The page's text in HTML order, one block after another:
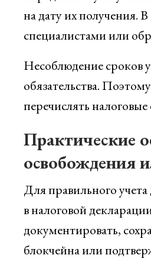
на дату их получения.
специалистами или
Несоблюдение сроков
обязательства.
перечислять налоговые
Практические
освобождения
Для правильного
в налоговой
документировать,
блокчейна или